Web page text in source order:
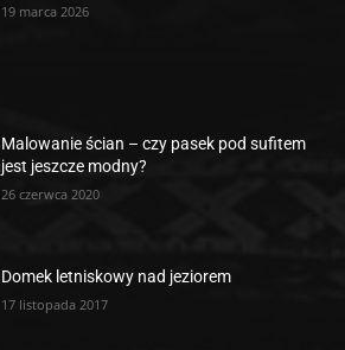
19 marca 2026
Malowanie ścian – czy pasek pod sufitem
jest jeszcze modny?
26 czerwca 2020
Domek letniskowy nad jeziorem
17 listopada 2017